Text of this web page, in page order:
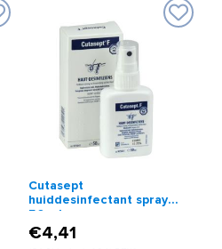
Cutasept
huiddesinfectant spray
50 ml
€4,41